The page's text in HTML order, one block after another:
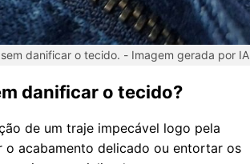
danificar o tecido. - Imagem gerada por IA
danificar o tecido?
de um traje impecável logo pela
o acabamento delicado ou entortar os